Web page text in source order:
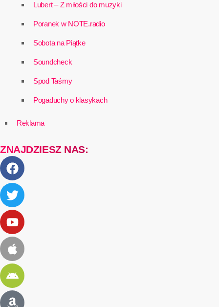
Lubert – Z miłości do muzyki
Poranek w NOTE.radio
Sobota na Piątke
Soundcheck
Spod Taśmy
Pogaduchy o klasykach
Reklama
ZNAJDZIESZ NAS: